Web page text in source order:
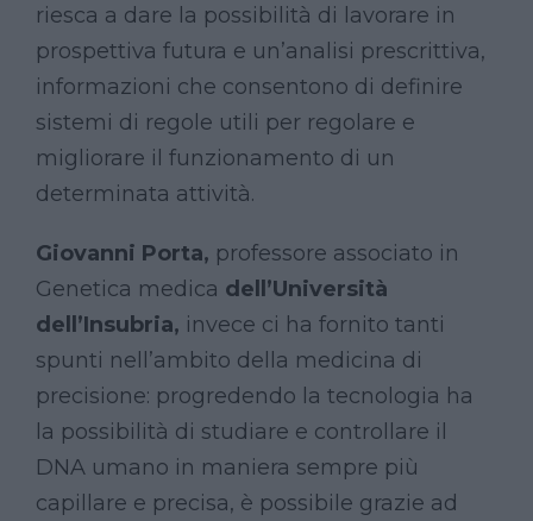
riesca a dare la possibilità di lavorare in
prospettiva futura e un’analisi prescrittiva,
informazioni che consentono di definire
sistemi di regole utili per regolare e
migliorare il funzionamento di un
determinata attività.
Giovanni Porta, professore associato in
Genetica medica dell’Università
dell’Insubria, invece ci ha fornito tanti
spunti nell’ambito della medicina di
precisione: progredendo la tecnologia ha
la possibilità di studiare e controllare il
DNA umano in maniera sempre più
capillare e precisa, è possibile grazie ad